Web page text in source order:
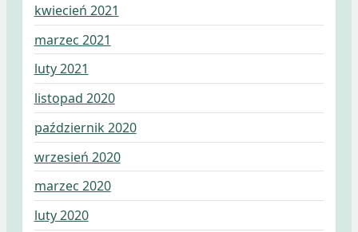
kwiecień 2021
marzec 2021
luty 2021
listopad 2020
październik 2020
wrzesień 2020
marzec 2020
luty 2020